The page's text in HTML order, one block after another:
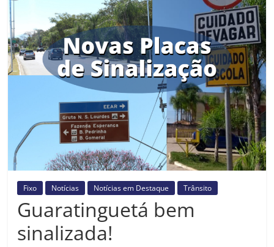
Estância
Turística
Guaratinguetá
Fixo Notícias Notícias em Destaque Trânsito
Guaratinguetá bem
sinalizada!